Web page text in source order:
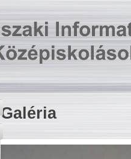
Galéria